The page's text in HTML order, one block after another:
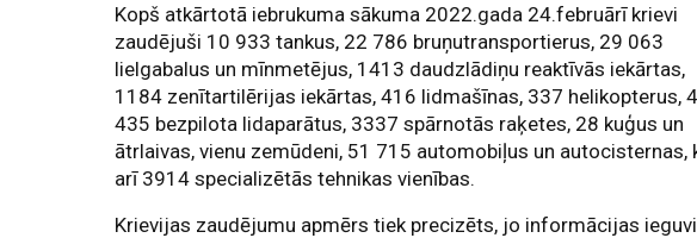
Kopš atkārtotā iebrukuma sākuma 2022.gada 24.februārī krievi
zaudējuši 10 933 tankus, 22 786 bruņutransportierus, 29 063
lielgabalus un mīnmetējus, 1413 daudzlādiņu reaktīvās iekārtas,
1184 zenītartilērijas iekārtas, 416 lidmašīnas, 337 helikopterus,
435 bezpilota lidaparātus, 3337 spārnotās raķetes, 28 kuģus un
ātrlaivas, vienu zemūdeni, 51 715 automobiļus un autocisternas,
arī 3914 specializētās tehnikas vienības.
Krievijas zaudējumu apmērs tiek precizēts, jo informācijas ieguvi